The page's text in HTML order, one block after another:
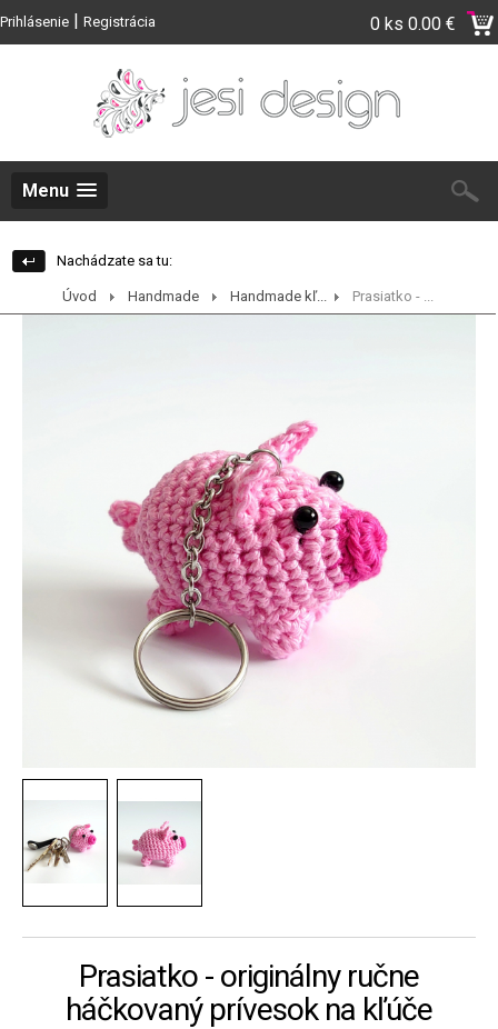
Prihlásenie | Registrácia 0 ks 0.00 €
Menu
Nachádzate sa tu:
Úvod Handmade Handmade kľ... Prasiatko - ...
Prasiatko - originálny ručne
háčkovaný prívesok na kľúče